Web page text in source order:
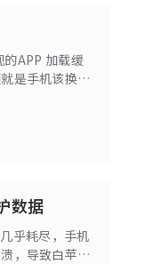
APP 加载缓
是手机该换
数据
乎耗尽，手机
，导致白苹果